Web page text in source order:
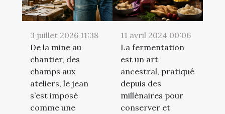
3 juillet 2026 11:38
De la mine au
chantier, des
champs aux
ateliers, le jean
s’est imposé
comme une
11 avril 2024 00:06
La fermentation
est un art
ancestral, pratiqué
depuis des
millénaires pour
conserver et